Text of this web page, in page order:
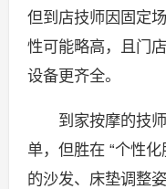
但到店技师因固定
性可能略高，且门
设备更齐全。
到家按摩的技师
单，但胜在 “个性
的沙发、床垫调整